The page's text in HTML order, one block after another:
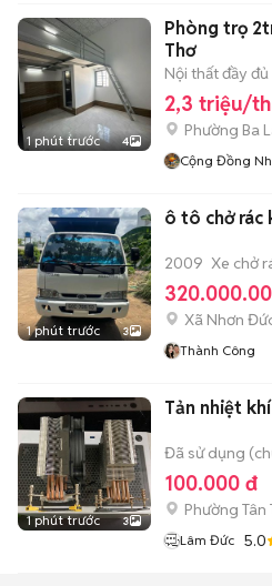
1 phút trước 4
Phòng trọ
Thơ
Nội thất đầy đủ
2,3 triệu/
Phường Ba
Cộng Đồng
1 phút trước 3
2009 Xe chở
Xã Nhơn
Thành Công
1 phút trước 3
Tản nhiệt khí
Đã sử dụng
100.000 đ
Phường Tân
Lâm Đức 5.0